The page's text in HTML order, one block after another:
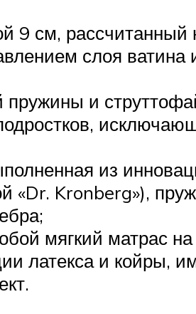
9 см, рассчитанный
слоя
и
из
«Dr. Kronberg»),
мягкий матрас
латекса и койры,